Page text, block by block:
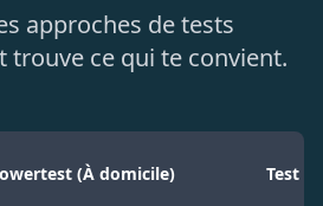
approches de tests
trouve ce qui te convient.
(À domicile) Test